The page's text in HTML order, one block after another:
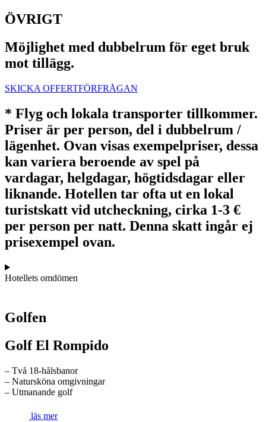
ÖVRIGT
Möjlighet med dubbelrum för eget bruk
mot tillägg.
SKICKA OFFERTFÖRFRÅGAN
* Flyg och lokala transporter tillkommer.
Priser är per person, del i dubbelrum /
lägenhet. Ovan visas exempelpriser, dessa
kan variera beroende av spel på
vardagar, helgdagar, högtidsdagar eller
liknande. Hotellen tar ofta ut en lokal
turistskatt vid utcheckning, cirka 1-3 €
per person per natt. Denna skatt ingår ej
prisexempel ovan.
Hotellets omdömen
Golfen
Golf El Rompido
– Två 18-hålsbanor
– Natursköna omgivningar
– Utmanande golf
läs mer